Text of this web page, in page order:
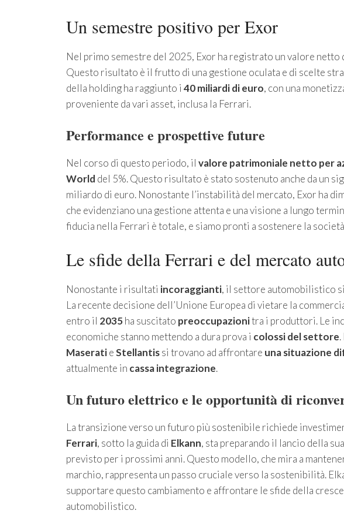
Un semestre positivo per Exor
Nel primo semestre del 2025, Exor ha registrato un valore netto
Questo risultato è il frutto di una gestione oculata e di scelte
della holding ha raggiunto i 40 miliardi di euro, con una
proveniente da vari asset, inclusa la Ferrari.
Performance e prospettive future
Nel corso di questo periodo, il valore patrimoniale netto per
World del 5%. Questo risultato è stato sostenuto anche da un
miliardo di euro. Nonostante l’instabilità del mercato, Exor ha
che evidenziano una gestione attenta e una visione a lungo
fiducia nella Ferrari è totale, e siamo pronti a sostenere la
Le sfide della Ferrari e del mercato
Nonostante i risultati incoraggianti, il settore automobilistico
La recente decisione dell’Unione Europea di vietare la
entro il 2035ha suscitato preoccupazionitra i produttori. Le
economiche stanno mettendo a dura prova i colossi del settore
MaseratieStellantissi trovano ad affrontare una situazione
attualmente in cassa integrazione.
Un futuro elettrico e le opportunità di
La transizione verso un futuro più sostenibile richiede
Ferrari, sotto la guida di Elkann, sta preparando il lancio della
previsto per i prossimi anni. Questo modello, che mira a
marchio, rappresenta un passo cruciale verso la sostenibilità.
supportare questo cambiamento e affrontare le sfide della
automobilistico.